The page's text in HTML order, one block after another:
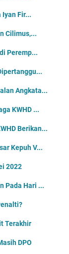
Fir...
Cilimus,...
Peremp...
Angkata...
KWHD ...
Berikan...
Kepuh V...
2022
Pada Hari ...
Terakhir
DPO